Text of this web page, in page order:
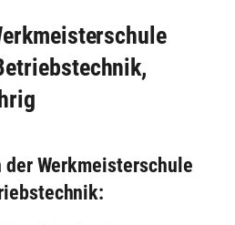
Werkmeisterschule